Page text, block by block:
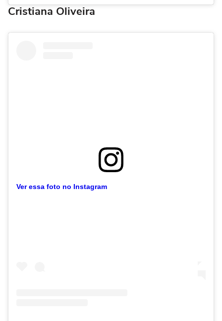
Cristiana Oliveira
Ver essa foto no Instagram